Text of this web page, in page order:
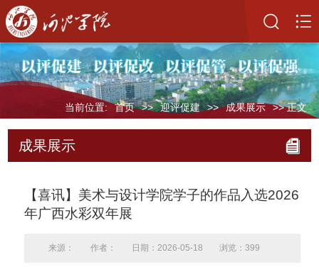
当前位置: 首页 >> 迎评促建 >> 成果展示 >> 正文
成果展示
【喜讯】美术与设计学院学子的作品入选2026
年广西水彩双年展
来源： 作者： 日期：2026-05-18 浏览： 399